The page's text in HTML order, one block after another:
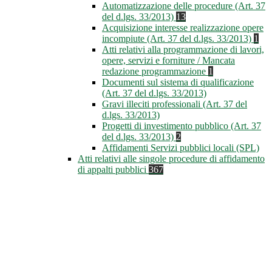
Automatizzazione delle procedure (Art. 37
del d.lgs. 33/2013) 13
Acquisizione interesse realizzazione opere
incompiute (Art. 37 del d.lgs. 33/2013) 1
Atti relativi alla programmazione di lavori,
opere, servizi e forniture / Mancata
redazione programmazione 1
Documenti sul sistema di qualificazione
(Art. 37 del d.lgs. 33/2013)
Gravi illeciti professionali (Art. 37 del
d.lgs. 33/2013)
Progetti di investimento pubblico (Art. 37
del d.lgs. 33/2013) 2
Affidamenti Servizi pubblici locali (SPL)
Atti relativi alle singole procedure di affidamento
di appalti pubblici 367